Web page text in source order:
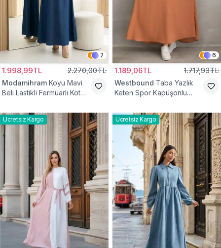
2
1.998,99TL 2.270,00TL
Modamihram Koyu Mavi
Beli Lastikli Fermuarlı Kot
6
1.189,06TL 1.717,93TL
Westbound Taba Yazlık
Keten Spor Kapüşonlu
Tesettür Elbise
Ücretsiz Kargo Ücretsiz Kargo